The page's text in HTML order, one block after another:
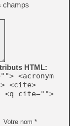
champs
HTML:
<acronym
<cite>
<q cite="">
Votre nom *